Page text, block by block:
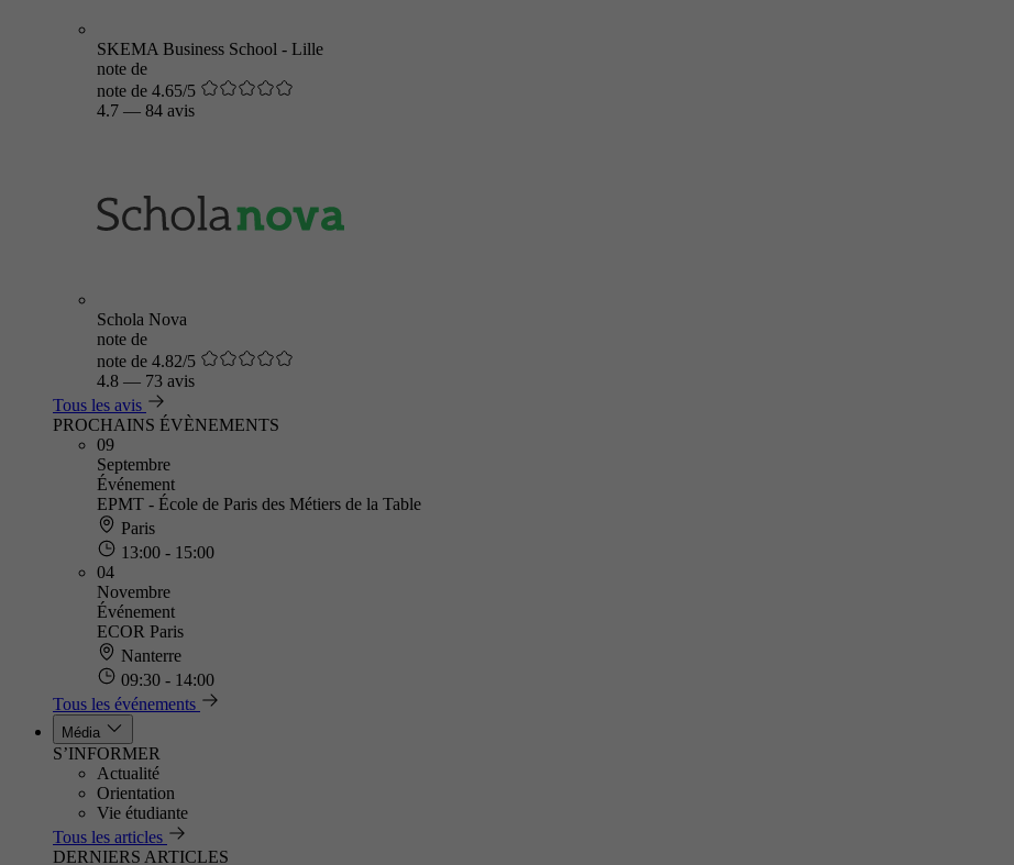
SKEMA Business School - Lille
note de
note de 4.65/5
4.7 — 84 avis
Schola Nova
note de
note de 4.82/5
4.8 — 73 avis
Tous les avis
PROCHAINS ÉVÈNEMENTS
09
Septembre
Événement
EPMT - École de Paris des Métiers de la Table
Paris
13:00 - 15:00
04
Novembre
Événement
ECOR Paris
Nanterre
09:30 - 14:00
Tous les événements
Média
S’INFORMER
Actualité
Orientation
Vie étudiante
Tous les articles
DERNIERS ARTICLES